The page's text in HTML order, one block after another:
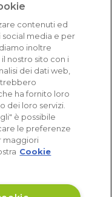
contenuti ed
social media e per
inoltre
nostro sito con i
dei dati web,
ha fornito loro
dei loro servizi.
è possibile
le preferenze
maggiori
Cookie